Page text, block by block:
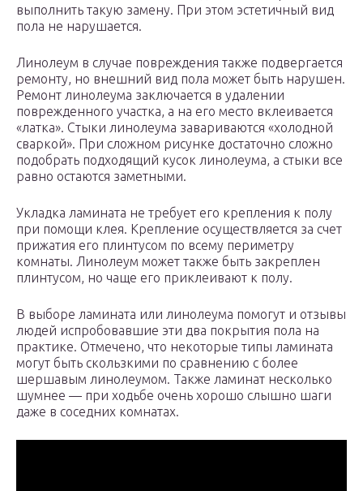
выполнить такую замену. При этом эстетичный вид
пола не нарушается.
Линолеум в случае повреждения также подвергается
ремонту, но внешний вид пола может быть нарушен.
Ремонт линолеума заключается в удалении
поврежденного участка, а на его место вклеивается
«латка». Стыки линолеума завариваются «холодной
сваркой». При сложном рисунке достаточно сложно
подобрать подходящий кусок линолеума, а стыки все
равно остаются заметными.
Укладка ламината не требует его крепления к полу
при помощи клея. Крепление осуществляется за счет
прижатия его плинтусом по всему периметру
комнаты. Линолеум может также быть закреплен
плинтусом, но чаще его приклеивают к полу.
В выборе ламината или линолеума помогут и отзывы
людей испробовавшие эти два покрытия пола на
практике. Отмечено, что некоторые типы ламината
могут быть скользкими по сравнению с более
шершавым линолеумом. Также ламинат несколько
шумнее — при ходьбе очень хорошо слышно шаги
даже в соседних комнатах.